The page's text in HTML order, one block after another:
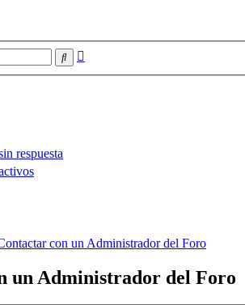
Buscar
respuesta
con un Administrador del Foro
un Administrador del Foro